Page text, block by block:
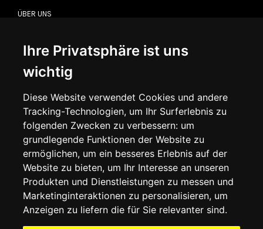
Ihre Privatsphäre ist uns
wichtig
Diese Website verwendet Cookies und andere
Tracking-Technologien, um Ihr Surferlebnis zu
folgenden Zwecken zu verbessern: um
grundlegende Funktionen der Website zu
ermöglichen, um ein besseres Erlebnis auf der
Website zu bieten, um Ihr Interesse an unseren
Produkten und Dienstleistungen zu messen und
Marketinginteraktionen zu personalisieren, um
Anzeigen zu liefern die für Sie relevanter sind.
ÜBER UNS
LIEFERINFORMATIONEN
WIDERRUFSRECHT
DATENSCHUTZERKLÄRUNG
COOKIE-RICHTLINIE
MEIN KONTO
MEIN KONTO
BESTELLVERLAUF
ADRESSBUCH
WUNSCHLISTE
SOCIAL